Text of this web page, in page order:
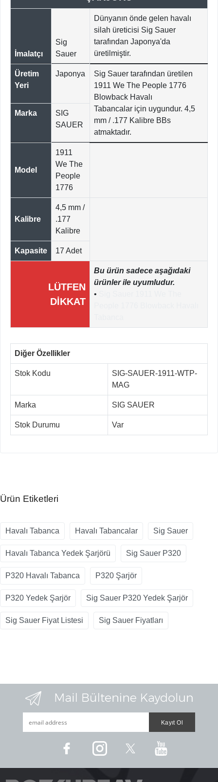
İmalatçı
Sig
Sauer
Dünyanın önde gelen havalı
silah üreticisi Sig Sauer
tarafından Japonya'da
üretilmiştir.
Üretim
Yeri
Japonya
Sig Sauer tarafından üretilen
1911 We The People 1776
Blowback Havalı
Tabancalar için uygundur. 4,5
mm / .177 Kalibre BBs
atmaktadır.
Marka
SIG
SAUER
Model
1911
We The
People
1776
Kalibre
4,5 mm /
.177
Kalibre
Kapasite 17 Adet
LÜTFEN
DİKKAT
Bu ürün sadece aşağıdaki
ürünler ile uyumludur.
•
Diğer Özellikler
Stok Kodu
SIG-SAUER-1911-WTP-
MAG
Marka SIG SAUER
Stok Durumu Var
Ürün Etiketleri
Havalı Tabanca Havalı Tabancalar Sig Sauer
Havalı Tabanca Yedek Şarjörü Sig Sauer P320
P320 Havalı Tabanca P320 Şarjör
P320 Yedek Şarjör Sig Sauer P320 Yedek Şarjör
Sig Sauer Fiyat Listesi Sig Sauer Fiyatları